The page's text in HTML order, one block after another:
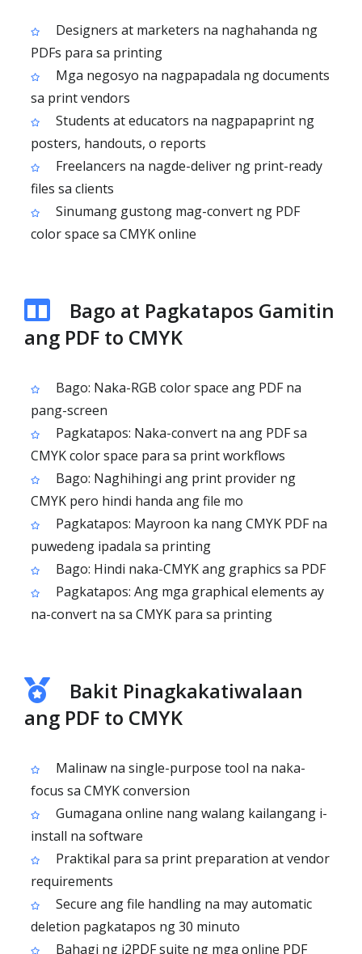
Designers at marketers na naghahanda ng
PDFs para sa printing
Mga negosyo na nagpapadala ng documents
sa print vendors
Students at educators na nagpapaprint ng
posters, handouts, o reports
Freelancers na nagde-deliver ng print-ready
files sa clients
Sinumang gustong mag-convert ng PDF
color space sa CMYK online
Bago at Pagkatapos Gamitin
ang PDF to CMYK
Bago: Naka-RGB color space ang PDF na
pang-screen
Pagkatapos: Naka-convert na ang PDF sa
CMYK color space para sa print workflows
Bago: Naghihingi ang print provider ng
CMYK pero hindi handa ang file mo
Pagkatapos: Mayroon ka nang CMYK PDF na
puwedeng ipadala sa printing
Bago: Hindi naka-CMYK ang graphics sa PDF
Pagkatapos: Ang mga graphical elements ay
na-convert na sa CMYK para sa printing
Bakit Pinagkakatiwalaan
ang PDF to CMYK
Malinaw na single-purpose tool na naka-
focus sa CMYK conversion
Gumagana online nang walang kailangang i-
install na software
Praktikal para sa print preparation at vendor
requirements
Secure ang file handling na may automatic
deletion pagkatapos ng 30 minuto
Bahagi ng i2PDF suite ng mga online PDF